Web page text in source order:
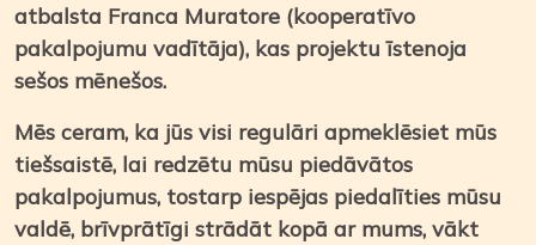
atbalsta Franca Muratore (kooperatīvo
pakalpojumu vadītāja), kas projektu īstenoja
sešos mēnešos.
Mēs ceram, ka jūs visi regulāri apmeklēsiet mūs
tiešsaistē, lai redzētu mūsu piedāvātos
pakalpojumus, tostarp iespējas piedalīties mūsu
valdē, brīvprātīgi strādāt kopā ar mums, vākt